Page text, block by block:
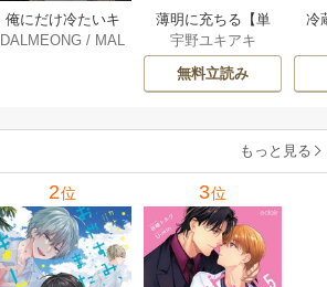
俺にだけ冷たいキ
ミ【タテヨミ】 34
DALMEONG / MAL
薄明に充ちる【単
行本版】 5巻
宇野ユキアキ
無料立読み
冷
もっと見る
2位 3位